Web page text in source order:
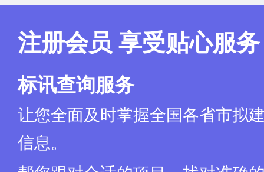
注册会员 享受贴心服务
标讯查询服务
让您全面及时掌握全国各省市拟
信息。